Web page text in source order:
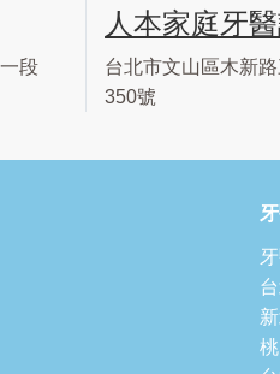
段
人本家庭牙
台北市文山區木新
350號